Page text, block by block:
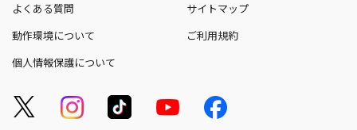
よくある質問
サイトマップ
動作環境について
ご利用規約
個人情報保護について